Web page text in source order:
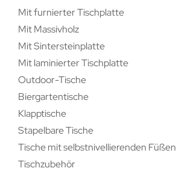
Mit furnierter Tischplatte
Mit Massivholz
Mit Sintersteinplatte
Mit laminierter Tischplatte
Outdoor-Tische
Biergartentische
Klapptische
Stapelbare Tische
Tische mit selbstnivellierenden Füßen
Tischzubehör